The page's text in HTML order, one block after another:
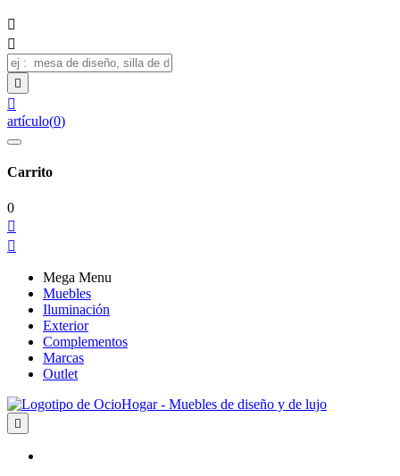




artículo(0)
Carrito
0


Mega Menu
Muebles
Iluminación
Exterior
Complementos
Marcas
Outlet
